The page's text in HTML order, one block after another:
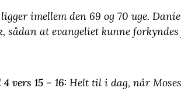
imellem den 69 og 70 uge.
sådan at evangeliet kunne forkyndes
vers 15 – 16: Helt til i dag, når